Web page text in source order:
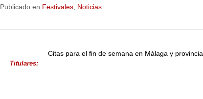
Publicado en Festivales Noticias
Titulares:
Citas para el fin de semana en Málaga y provincia